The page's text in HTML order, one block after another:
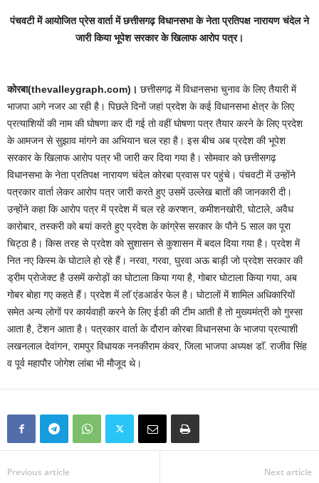
पंचवटी में आयाेजित प्रेस वार्ता में छत्तीसगढ़ विधानसभा के नेता प्रतिपक्ष नारायण चंदेल ने
जारी किया भूपेश सरकार के खिलाफ आराेप पत्र।
काेरबा(thevalleygraph.com)। छत्तीसगढ़ में विधानसभा चुनाव के लिए तैयारी में
भाजपा आगे नजर आ रही है। पिछले दिनाें जहां प्रदेश के कई विधानसभा क्षेत्र के लिए
प्रत्याशियाें की नाम की घाेषणा कर दी गई ताे वहीं घाेषणा पत्र तैयार करने के लिए प्रदेश
के आमजन से सुझाव मांगने का अभियान चल रहा है। इस बीच अब प्रदेश की भूपेश
सरकार के खिलाफ आराेप पत्र भी जारी कर दिया गया है। साेमवार काे छत्तीसगढ़
विधानसभा के नेता प्रतिपक्ष नारायण चंदेल काेरबा प्रवास पर पहुंचे। पंचवटी में उन्हाेंने
पत्रकार वार्ता लेकर आराेप पत्र जारी करते हुए उसमें उल्लेख बातों की जानकारी दी।
उन्हाेंने कहा कि आराेप पत्र में प्रदेश में चल रहे करप्शन, कमीशनखाेरी, घाेटाले, अवैध
काराेबार, तस्करी काे बयां करते हुए प्रदेश के कांग्रेस सरकार के पाैने 5 साल का पूरा
चिट्ठा है। किस तरह से प्रदेश काे सुशासन से कुशासन में बदल दिया गया है। प्रदेश में
नित नए किस्म के घाेटाले हाे रहे हैं। नरवा, गरवा, घुरवा अऊ बाड़ी जाे प्रदेश सरकार की
ड्रीम प्राेजेक्ट है उसमें कराेड़ाें का घाेटाला किया गया है, गाेबार घाेटाला किया गया, अब
गाेबर बाेहा गए कहते हैं। प्रदेश में लाॅ एंडआर्डर फेल है। घाेटालाें में शामिल अधिकारियाें
समेत अन्य लाेगाें पर कार्यवाही करने के लिए ईडी की टीम आती है ताे मुख्यमंत्री काे गुस्सा
आता है, टेंशन आता है। पत्रकार वार्ता के दाैरान काेरबा विधानसभा के भाजपा प्रत्याशी
लखनलाल देवांगन, रामपुर विधायक ननकीराम कंवर, जिला भाजपा अध्यक्ष डाॅ. राजीव सिंह
व पूर्व महापाैर जाेगेश लांबा भी माैजूद थे।
Previous article Next article